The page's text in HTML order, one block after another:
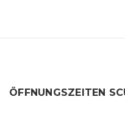
ÖFFNUNGSZEITEN